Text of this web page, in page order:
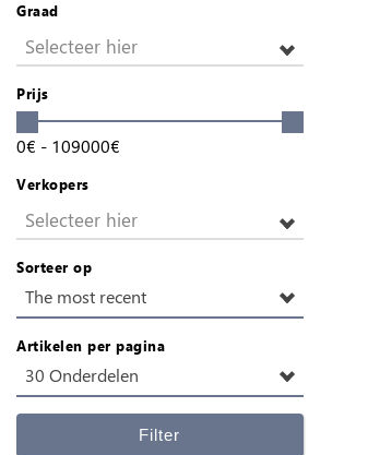
Graad
Selecteer hier
Prijs
0€ - 109000€
Verkopers
Selecteer hier
Sorteer op
The most recent
Artikelen per pagina
30 Onderdelen
Filter